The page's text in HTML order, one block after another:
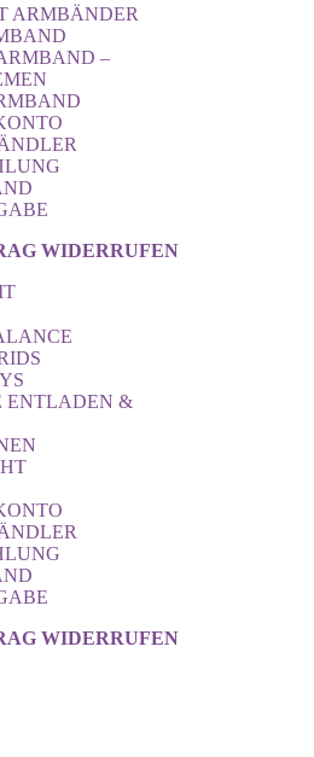
ARMBÄNDER
–
WIDERRUFEN
ENTLADEN &
WIDERRUFEN